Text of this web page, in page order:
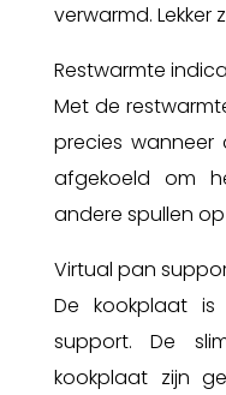
verwarmd. Lekker
Restwarmte
Met de
precies
afgekoeld om
andere spullen
Virtual pan
De kookplaat
support. De
kookplaat zijn